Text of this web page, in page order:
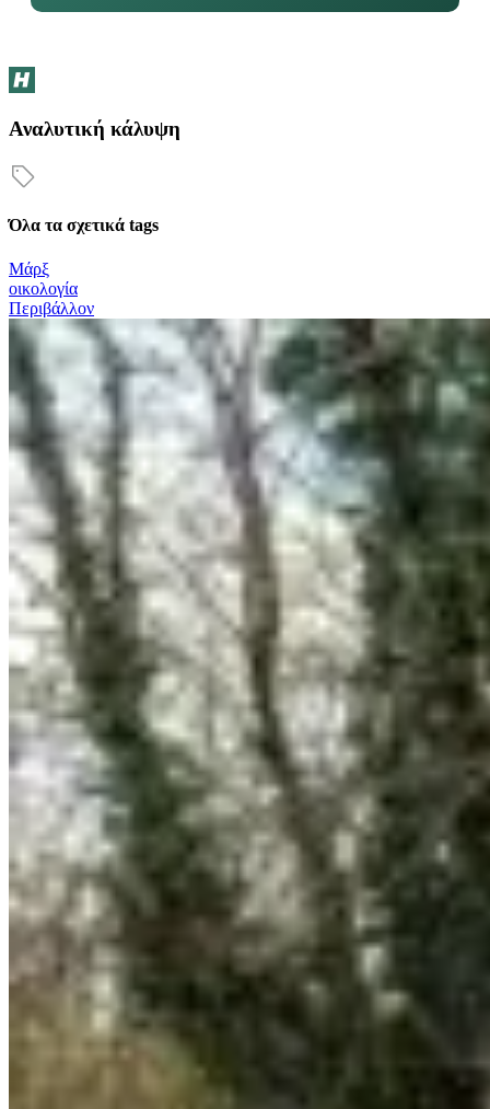
Αναλυτική κάλυψη
Όλα τα σχετικά tags
Μάρξ
οικολογία
Περιβάλλον